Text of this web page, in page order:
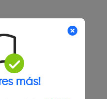
más!